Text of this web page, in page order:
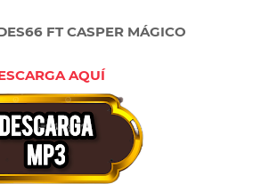
FT CASPER MÁGICO
AQUÍ